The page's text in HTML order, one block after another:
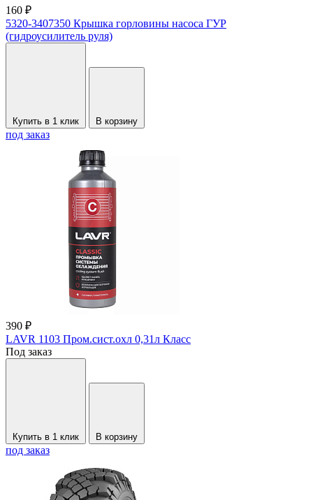
160 ₽
5320-3407350 Крышка горловины насоса ГУР
(гидроусилитель руля)
Купить в 1 клик В корзину
под заказ
390 ₽
LAVR 1103 Пром.сист.охл 0,31л Класс
Под заказ
Купить в 1 клик В корзину
под заказ